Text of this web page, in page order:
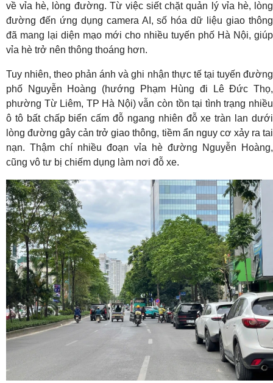
về vỉa hè, lòng đường. Từ việc siết chặt quản lý vỉa hè, lòng
đường đến ứng dụng camera AI, số hóa dữ liệu giao thông
đã mang lại diện mạo mới cho nhiều tuyến phố Hà Nội, giúp
vỉa hè trở nên thông thoáng hơn.
Tuy nhiên, theo phản ánh và ghi nhận thực tế tại tuyến đường
phố Nguyễn Hoàng (hướng Phạm Hùng đi Lê Đức Thọ,
phường Từ Liêm, TP Hà Nội) vẫn còn tồn tại tình trạng nhiều
ô tô bất chấp biển cấm đỗ ngang nhiên đỗ xe tràn lan dưới
lòng đường gây cản trở giao thông, tiềm ẩn nguy cơ xảy ra tai
nạn. Thậm chí nhiều đoạn vỉa hè đường Nguyễn Hoàng,
cũng vô tư bị chiếm dụng làm nơi đỗ xe.